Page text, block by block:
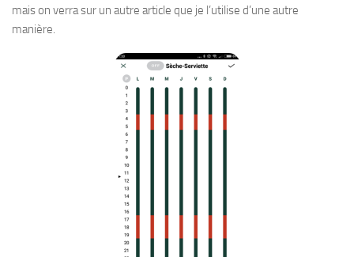
mais on verra sur un autre article que je l’utilise d’une autre
manière.